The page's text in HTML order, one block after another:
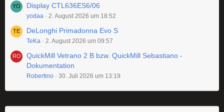
Display CTL636ES6/06
yodaa 2. August 2026 um 18:52
DeLonghi Primadonna Evo S
TeKa 2. August 2026 um 09:57
QuickMill Vetrano 2 B bzw. QuickMill Sebastiano -
Dokumentation
Robertino 30. Juli 2026 um 13:19